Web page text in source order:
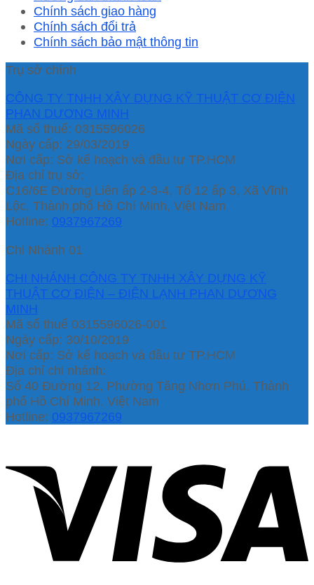
Chính sách giao hàng
Chính sách đổi trả
Chính sách bảo mật thông tin
Trụ sở chính
CÔNG TY TNHH XÂY DỰNG KỸ THUẬT CƠ ĐIỆN
PHAN DƯƠNG MINH
Mã số thuế: 0315596026
Ngày cấp: 29/03/2019
Nơi cấp: Sở kế hoạch và đầu tư TP.HCM
Địa chỉ trụ sở:
C16/6E Đường Liên ấp 2-3-4, Tổ 12 ấp 3, Xã Vĩnh
Lộc, Thành phố Hồ Chí Minh, Việt Nam
Hotline: 0937967269
Chi Nhánh 01
CHI NHÁNH CÔNG TY TNHH XÂY DỰNG KỸ
THUẬT CƠ ĐIỆN – ĐIỆN LẠNH PHAN DƯƠNG
MINH
Mã số thuế 0315596026-001
Ngày cấp: 30/10/2019
Nơi cấp: Sở kế hoạch và đầu tư TP.HCM
Địa chỉ chi nhánh:
Số 40 Đường 12, Phường Tăng Nhơn Phú, Thành
phố Hồ Chí Minh, Việt Nam
Hotline: 0937967269